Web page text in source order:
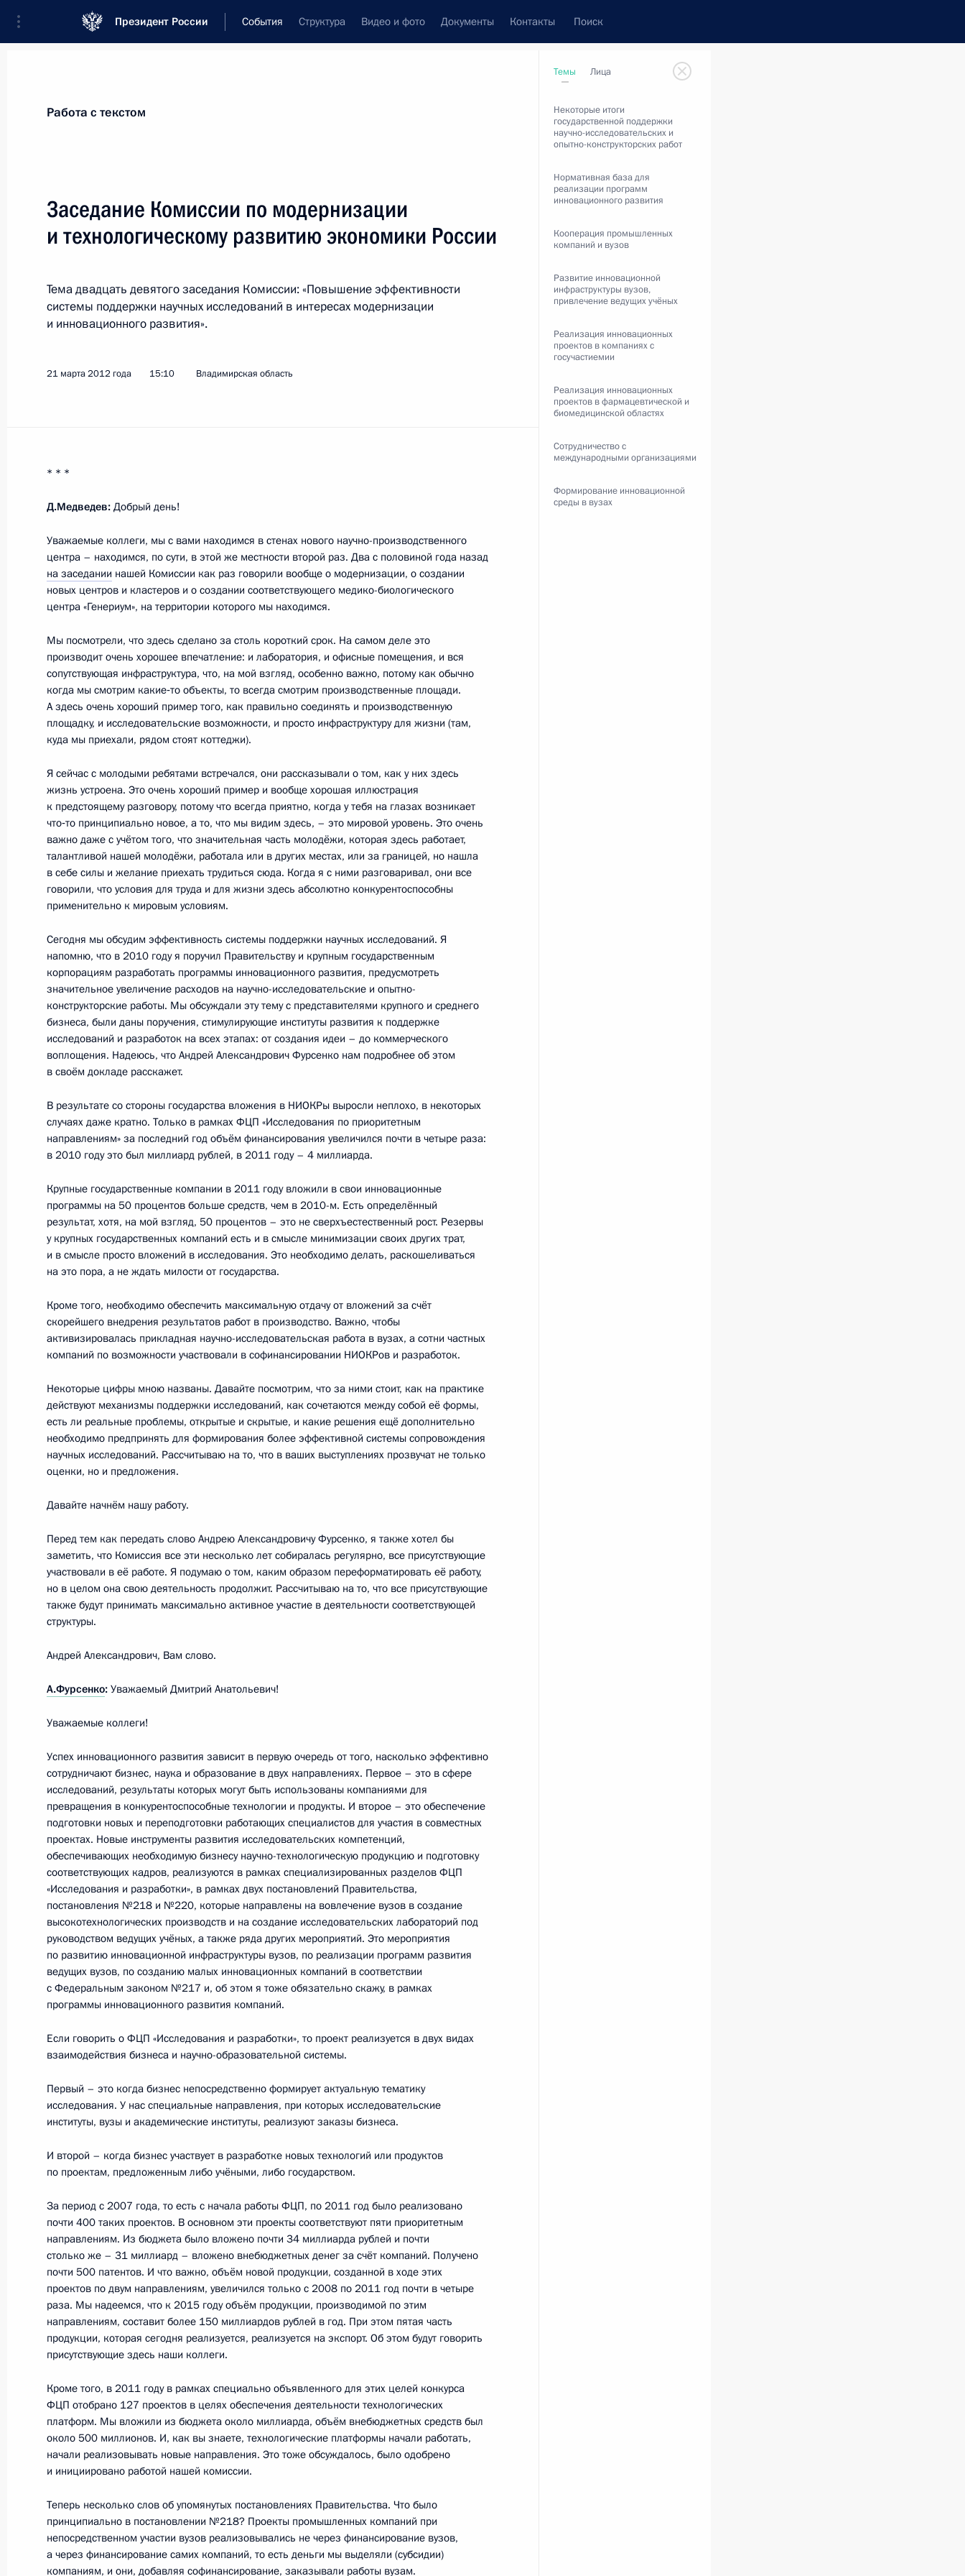
Президент России События Структура Видео и фото Документы Контакты Поиск
Комиссии и советы
март, 2012
Новости
Послания Федеральному Собранию
Заявления по важнейшим вопросам
Речи и обращения
Пресс-конференции
Интервью
22 марта 2012 года, 19:00
Заседание рабочей группы по формированию системы
«Открытое правительство»
22 марта 2012 года, 16:45 Москва
21 марта 2012 года, среда
Заседание Комиссии по модернизации и технологическому
развитию экономики России
Рабочая встреча с губернатором Владимирской области
Николаем Виноградовым
21 марта 2012 года, 15:00 Владимирская область
«Генериум»
21 марта 2012 года, 14:30 Владимирская область
20 марта 2012 года, вторник
Расширенное заседание коллегии Министерства обороны
19 марта 2012 года, понедельник
Заявление для прессы по итогам заседания
Межгосударственного совета Евразийского экономического
сообщества / Высшего Евразийского экономического совета
19 марта 2012 года, 18:30 Москва, Кремль
Саммит Межгоссовета ЕврАзЭС / Высшего Евразийского
экономического совета
19 марта 2012 года, 18:20 Москва, Кремль
15 марта 2012 года, четверг
Рабочая встреча с губернатором Самарской области
Владимиром Артяковым
15 марта 2012 года, 19:00
Заседание Совета по развитию гражданского общества
и правам человека
15 марта 2012 года, 16:00 Новокуйбышевск
системы «Открытое правительство»
14 марта 2012 года, 15:45 Сколково
13 марта 2012 года, вторник
Заседание Совета по противодействию коррупции
13 марта 2012 года, 15:30 Московская область, Горки
11 марта 2012 года, воскресенье
Встреча с иностранными инвесторами, участвующими
в создании туристического кластера на Северном Кавказе
Совещание по вопросам развития туристического кластера
на Северном Кавказе
11 марта 2012 года, 18:30 Краснодар
Александром Ткачёвым
11 марта 2012 года, 15:30 Краснодар
8 марта 2012 года, четверг
Встреча с Председателем Правительства Владимиром Путиным
8 марта 2012 года, 13:00
7 марта 2012 года, среда
В канун 8 Марта Президент встретился с женщинами,
удостоенными государственных наград
7 марта 2012 года, 15:00 Московская область, Горки
Рабочая встреча с губернатором Пермского края Олегом
Работа с текстом
Заседание Комиссии по модернизации
и технологическому развитию экономики России
Тема двадцать девятого заседания Комиссии: «Повышение эффективности
системы поддержки научных исследований в интересах модернизации
и инновационного развития».
21 марта 2012 года 15:10 Владимирская область
* * *
Д.Медведев: Добрый день!
Уважаемые коллеги, мы с вами находимся в стенах нового научно-производственного
центра – находимся, по сути, в этой же местности второй раз. Два с половиной года назад
на заседании нашей Комиссии как раз говорили вообще о модернизации, о создании
новых центров и кластеров и о создании соответствующего медико-биологического
центра «Генериум», на территории которого мы находимся.
Мы посмотрели, что здесь сделано за столь короткий срок. На самом деле это
производит очень хорошее впечатление: и лаборатория, и офисные помещения, и вся
сопутствующая инфраструктура, что, на мой взгляд, особенно важно, потому как обычно
когда мы смотрим какие‑то объекты, то всегда смотрим производственные площади.
А здесь очень хороший пример того, как правильно соединять и производственную
площадку, и исследовательские возможности, и просто инфраструктуру для жизни (там,
куда мы приехали, рядом стоят коттеджи).
Я сейчас с молодыми ребятами встречался, они рассказывали о том, как у них здесь
жизнь устроена. Это очень хороший пример и вообще хорошая иллюстрация
к предстоящему разговору, потому что всегда приятно, когда у тебя на глазах возникает
что‑то принципиально новое, а то, что мы видим здесь, – это мировой уровень. Это очень
важно даже с учётом того, что значительная часть молодёжи, которая здесь работает,
талантливой нашей молодёжи, работала или в других местах, или за границей, но нашла
в себе силы и желание приехать трудиться сюда. Когда я с ними разговаривал, они все
говорили, что условия для труда и для жизни здесь абсолютно конкурентоспособны
применительно к мировым условиям.
Сегодня мы обсудим эффективность системы поддержки научных исследований. Я
напомню, что в 2010 году я поручил Правительству и крупным государственным
корпорациям разработать программы инновационного развития, предусмотреть
значительное увеличение расходов на научно-исследовательские и опытно-
конструкторские работы. Мы обсуждали эту тему с представителями крупного и среднего
бизнеса, были даны поручения, стимулирующие институты развития к поддержке
исследований и разработок на всех этапах: от создания идеи – до коммерческого
воплощения. Надеюсь, что Андрей Александрович Фурсенко нам подробнее об этом
в своём докладе расскажет.
В результате со стороны государства вложения в НИОКРы выросли неплохо, в некоторых
случаях даже кратно. Только в рамках ФЦП «Исследования по приоритетным
направлениям» за последний год объём финансирования увеличился почти в четыре раза:
в 2010 году это был миллиард рублей, в 2011 году – 4 миллиарда.
Крупные государственные компании в 2011 году вложили в свои инновационные
программы на 50 процентов больше средств, чем в 2010-м. Есть определённый
результат, хотя, на мой взгляд, 50 процентов – это не сверхъестественный рост. Резервы
у крупных государственных компаний есть и в смысле минимизации своих других трат,
и в смысле просто вложений в исследования. Это необходимо делать, раскошеливаться
на это пора, а не ждать милости от государства.
Кроме того, необходимо обеспечить максимальную отдачу от вложений за счёт
скорейшего внедрения результатов работ в производство. Важно, чтобы
активизировалась прикладная научно-исследовательская работа в вузах, а сотни частных
компаний по возможности участвовали в софинансировании НИОКРов и разработок.
Некоторые цифры мною названы. Давайте посмотрим, что за ними стоит, как на практике
действуют механизмы поддержки исследований, как сочетаются между собой её формы,
есть ли реальные проблемы, открытые и скрытые, и какие решения ещё дополнительно
необходимо предпринять для формирования более эффективной системы сопровождения
научных исследований. Рассчитываю на то, что в ваших выступлениях прозвучат не только
оценки, но и предложения.
Давайте начнём нашу работу.
Перед тем как передать слово Андрею Александровичу Фурсенко, я также хотел бы
заметить, что Комиссия все эти несколько лет собиралась регулярно, все присутствующие
участвовали в её работе. Я подумаю о том, каким образом переформатировать её работу,
но в целом она свою деятельность продолжит. Рассчитываю на то, что все присутствующие
также будут принимать максимально активное участие в деятельности соответствующей
структуры.
Андрей Александрович, Вам слово.
А.Фурсенко: Уважаемый Дмитрий Анатольевич!
Уважаемые коллеги!
Успех инновационного развития зависит в первую очередь от того, насколько эффективно
сотрудничают бизнес, наука и образование в двух направлениях. Первое – это в сфере
исследований, результаты которых могут быть использованы компаниями для
превращения в конкурентоспособные технологии и продукты. И второе – это обеспечение
подготовки новых и переподготовки работающих специалистов для участия в совместных
проектах. Новые инструменты развития исследовательских компетенций,
обеспечивающих необходимую бизнесу научно-технологическую продукцию и подготовку
соответствующих кадров, реализуются в рамках специализированных разделов ФЦП
«Исследования и разработки», в рамках двух постановлений Правительства,
постановления №218 и №220, которые направлены на вовлечение вузов в создание
высокотехнологических производств и на создание исследовательских лабораторий под
руководством ведущих учёных, а также ряда других мероприятий. Это мероприятия
по развитию инновационной инфраструктуры вузов, по реализации программ развития
ведущих вузов, по созданию малых инновационных компаний в соответствии
с Федеральным законом №217 и, об этом я тоже обязательно скажу, в рамках
программы инновационного развития компаний.
Если говорить о ФЦП «Исследования и разработки», то проект реализуется в двух видах
взаимодействия бизнеса и научно-образовательной системы.
Первый – это когда бизнес непосредственно формирует актуальную тематику
исследования. У нас специальные направления, при которых исследовательские
институты, вузы и академические институты, реализуют заказы бизнеса.
И второй – когда бизнес участвует в разработке новых технологий или продуктов
по проектам, предложенным либо учёными, либо государством.
За период с 2007 года, то есть с начала работы ФЦП, по 2011 год было реализовано
почти 400 таких проектов. В основном эти проекты соответствуют пяти приоритетным
направлениям. Из бюджета было вложено почти 34 миллиарда рублей и почти
столько же – 31 миллиард – вложено внебюджетных денег за счёт компаний. Получено
почти 500 патентов. И что важно, объём новой продукции, созданной в ходе этих
проектов по двум направлениям, увеличился только с 2008 по 2011 год почти в четыре
раза. Мы надеемся, что к 2015 году объём продукции, производимой по этим
направлениям, составит более 150 миллиардов рублей в год. При этом пятая часть
продукции, которая сегодня реализуется, реализуется на экспорт. Об этом будут говорить
присутствующие здесь наши коллеги.
Кроме того, в 2011 году в рамках специально объявленного для этих целей конкурса
ФЦП отобрано 127 проектов в целях обеспечения деятельности технологических
платформ. Мы вложили из бюджета около миллиарда, объём внебюджетных средств был
около 500 миллионов. И, как вы знаете, технологические платформы начали работать,
начали реализовывать новые направления. Это тоже обсуждалось, было одобрено
и инициировано работой нашей комиссии.
Теперь несколько слов об упомянутых постановлениях Правительства. Что было
принципиально в постановлении №218? Проекты промышленных компаний при
непосредственном участии вузов реализовывались не через финансирование вузов,
а через финансирование самих компаний, то есть деньги мы выделяли (субсидии)
компаниям, и они, добавляя софинансирование, заказывали работы вузам.
Темы
Некоторые итоги
государственной поддержки
научно-исследовательских и
опытно-конструкторских работ
Нормативная база для
реализации программ
инновационного развития
Кооперация промышленных
компаний и вузов
Развитие инновационной
инфраструктуры вузов,
привлечение ведущих учёных
Реализация инновационных
проектов в компаниях с
госучастиемии
Реализация инновационных
проектов в фармацевтической и
биомедицинской областях
Сотрудничество с
международными организациями
Формирование инновационной
среды в вузах
Лица